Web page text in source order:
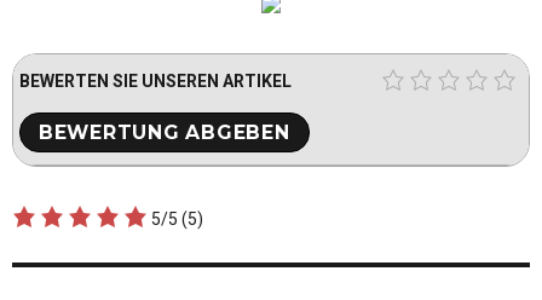
BEWERTEN SIE UNSEREN ARTIKEL
5/5 (5)